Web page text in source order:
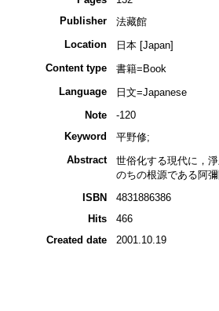
Publisher
法藏館
Location
日本 [Japan]
Content type
書籍=Book
Language
日文=Japanese
Note
-120
Keyword
平野修;
Abstract
世俗化する現代に，
のちの根源である阿
ISBN
4831886386
Hits
466
Created date
2001.10.19